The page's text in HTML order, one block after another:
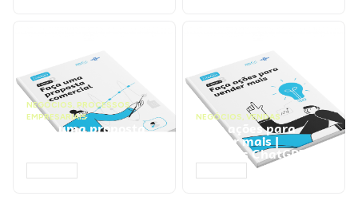
NEGÓCIOS, PROCESSOS
EMPRESARIAIS
Faça uma proposta
NEGÓCIOS, VENDAS
Faça ações para
vender mais |
Prompts ChatGPT